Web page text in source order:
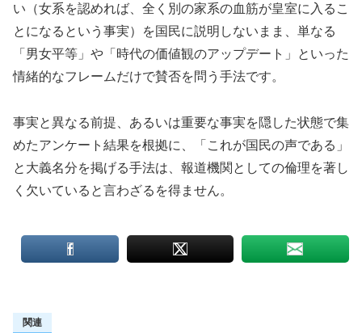
い（女系を認めれば、全く別の家系の血筋が皇室に入るこ
とになるという事実）を国民に説明しないまま、単なる
「男女平等」や「時代の価値観のアップデート」といった
情緒的なフレームだけで賛否を問う手法です。
事実と異なる前提、あるいは重要な事実を隠した状態で集
めたアンケート結果を根拠に、「これが国民の声である」
と大義名分を掲げる手法は、報道機関としての倫理を著し
く欠いていると言わざるを得ません。
関連